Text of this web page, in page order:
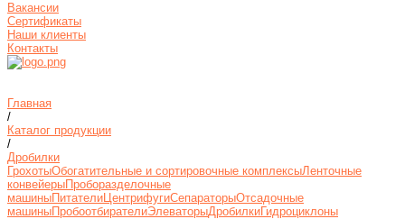
Вакансии
Сертификаты
Наши клиенты
Контакты
Главная
/
Каталог продукции
/
Дробилки
ГрохотыОбогатительные и сортировочные комплексыЛенточные
конвейерыПроборазделочные
машиныПитателиЦентрифугиСепараторыОтсадочные
машиныПробоотбирателиЭлеваторыДробилкиГидроциклоны